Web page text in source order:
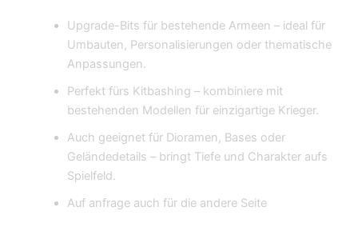
Upgrade-Bits für bestehende Armeen – ideal für
Umbauten, Personalisierungen oder thematische
Anpassungen.
Perfekt fürs Kitbashing – kombiniere mit
bestehenden Modellen für einzigartige Krieger.
Auch geeignet für Dioramen, Bases oder
Geländedetails – bringt Tiefe und Charakter aufs
Spielfeld.
Auf anfrage auch für die andere Seite